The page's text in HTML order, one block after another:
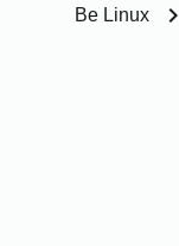
Be Linux chevron_right